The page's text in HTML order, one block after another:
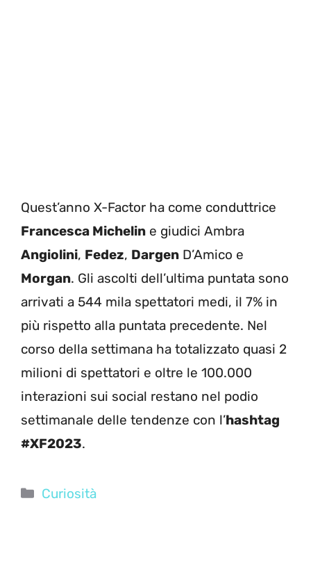
Quest’anno X-Factor ha come conduttrice
Francesca Michelin e giudici Ambra
Angiolini, Fedez, Dargen D’Amico e
Morgan. Gli ascolti dell’ultima puntata sono
arrivati a 544 mila spettatori medi, il 7% in
più rispetto alla puntata precedente. Nel
corso della settimana ha totalizzato quasi 2
milioni di spettatori e oltre le 100.000
interazioni sui social restano nel podio
settimanale delle tendenze con l’hashtag
#XF2023.
Categorie
Curiosità